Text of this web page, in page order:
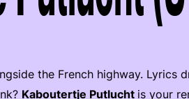
the French highway. Lyrics
Kaboutertje Putlucht is your